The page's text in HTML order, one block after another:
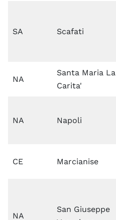
SA Scafati
NA
Santa Maria La
Carita'
NA Napoli
CE Marcianise
NA
San Giuseppe